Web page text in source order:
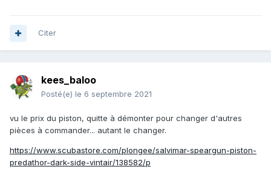
Citer
kees_baloo
Posté(e) le 6 septembre 2021
vu le prix du piston, quitte à démonter pour changer d'autres
pièces à commander... autant le changer.
https://www.scubastore.com/plongee/salvimar-speargun-piston-
predathor-dark-side-vintair/138582/p